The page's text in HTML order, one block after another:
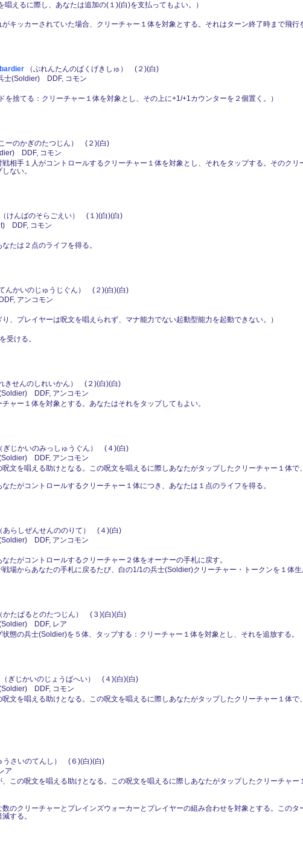
えるに際し、あなたは追加の(１)(白)を支払ってもよい。）
キッカーされていた場合、クリーチャー１体を対象とする。それはターン終了時まで飛行
（ぶれんたんのばくげきしゅ） (２)(白)
士(Soldier) DDF, コモン
捨てる：クリーチャー１体を対象とし、その上に+1/+1カウンターを２個置く。）
ーのかぎのたつじん） (２)(白)
DDF, コモン
相手１人がコントロールするクリーチャー１体を対象とし、それをタップする。そのク
ない。
（けんばのそらごえい） (１)(白)(白)
DDF, コモン
たは２点のライフを得る。
んかいのじゅうじぐん） (２)(白)(白)
アンコモン
、プレイヤーは呪文を唱えられず、マナ能力でない起動型能力を起動できない。）
受ける。
きせんのしれいかん） (２)(白)(白)
DDF, アンコモン
ャー１体を対象とする。あなたはそれをタップしてもよい。
ぎじかいのみっしゅうぐん） (４)(白)
DDF, アンコモン
文を唱える助けとなる。この呪文を唱えるに際しあなたがタップしたクリーチャー１体
たがコントロールするクリーチャー１体につき、あなたは１点のライフを得る。
あらしぜんせんののりて） (４)(白)
DDF, アンコモン
たがコントロールするクリーチャー２体をオーナーの手札に戻す。
場からあなたの手札に戻るたび、白の1/1の兵士(Soldier)クリーチャー・トークンを１体生
かたぱるとのたつじん） (３)(白)(白)
DDF, レア
態の兵士(Soldier)を５体、タップする：クリーチャー１体を対象とし、それを追放する。
（ぎじかいのじょうばへい） (４)(白)(白)
DDF, コモン
文を唱える助けとなる。この呪文を唱えるに際しあなたがタップしたクリーチャー１体
うさいのてんし） (６)(白)(白)
ア
この呪文を唱える助けとなる。この呪文を唱えるに際しあなたがタップしたクリーチャー
のクリーチャーとプレインズウォーカーとプレイヤーの組み合わせを対象とする。このタ
する。